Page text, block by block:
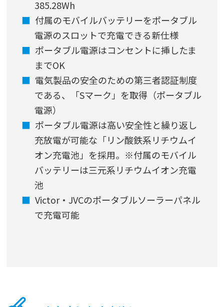
385.28Wh
付属のモバイルバッテリーをポータブル
電源のスロットで充電できる新仕様
ポータブル電源はコンセントに挿したま
までOK
電気製品の安全のための第三者認証制度
である、「Sマーク」を取得（ポータブル
電源）
ポータブル電源は高い安全性と繰り返し
充放電が可能な「リン酸鉄系リチウムイ
オン充電池」を採用。※付属のモバイル
バッテリーは三元系リチウムイオン充電
池
Victor・JVCのポータブルソーラーパネル
で充電可能